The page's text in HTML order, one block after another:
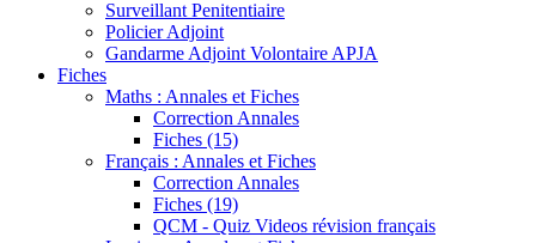
Surveillant Penitentiaire
Policier Adjoint
Gandarme Adjoint Volontaire APJA
Fiches
Maths : Annales et Fiches
Correction Annales
Fiches (15)
Français : Annales et Fiches
Correction Annales
Fiches (19)
QCM - Quiz Videos révision français